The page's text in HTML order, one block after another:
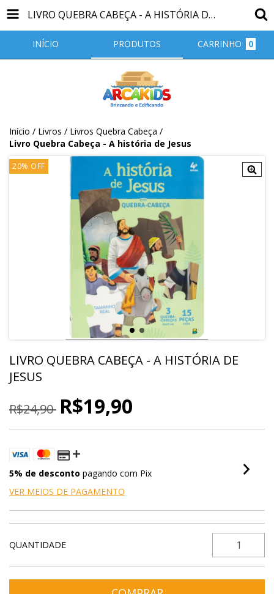
LIVRO QUEBRA CABEÇA - A HISTÓRIA DE JESUS
INÍCIO PRODUTOS CARRINHO 0
Início / Livros / Livros Quebra Cabeça /
Livro Quebra Cabeça - A história de Jesus
20% OFF
LIVRO QUEBRA CABEÇA - A HISTÓRIA DE
JESUS
R$24,90 R$19,90
5% de desconto pagando com Pix
VER MEIOS DE PAGAMENTO
QUANTIDADE